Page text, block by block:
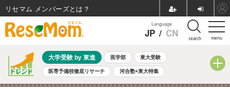
menu
Language
JP / CN search
大学受験 by 東進 医学部 東大受験
医専予備校徹底リサーチ 河合塾×東大特集
親子で考える大学選び 高校受験 中学受験 小学校受験
リセマム メンバーズ